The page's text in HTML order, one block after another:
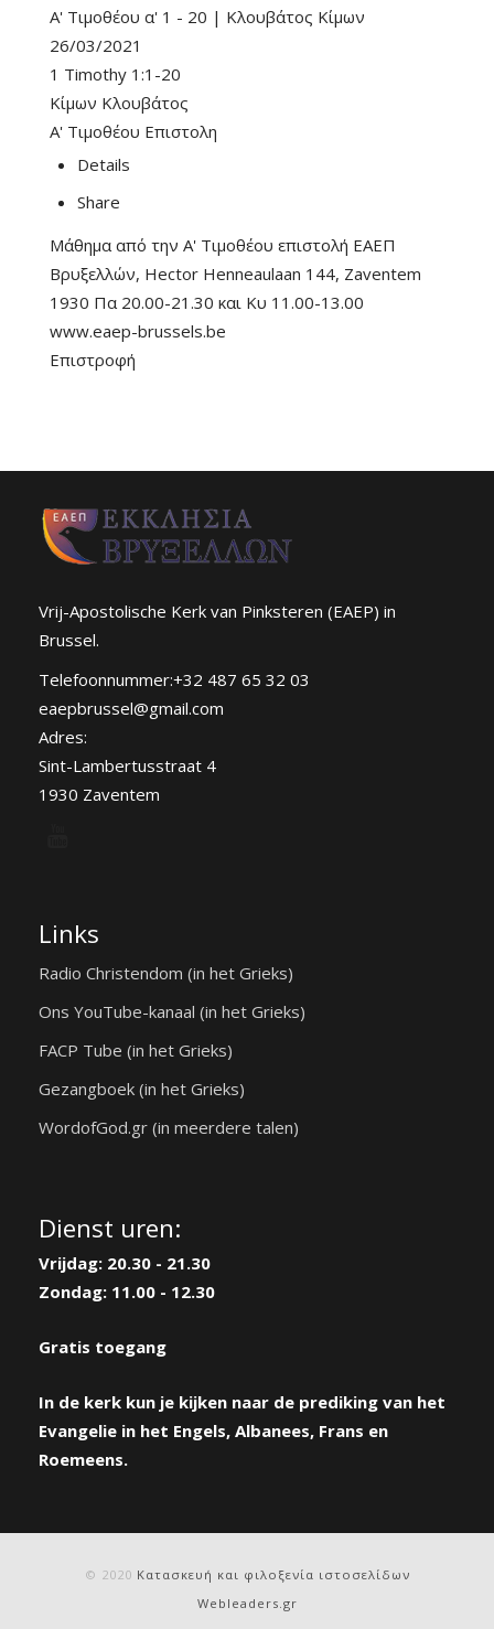
Α' Τιμοθέου α' 1 - 20 | Κλουβάτος Κίμων
26/03/2021
1 Timothy 1:1-20
Κίμων Κλουβάτος
Α' Τιμοθέου Επιστολη
Details
Share
Μάθημα από την Α' Τιμοθέου επιστολή ΕΑΕΠ
Βρυξελλών, Hector Henneaulaan 144, Zaventem
1930 Πα 20.00-21.30 και Κυ 11.00-13.00
www.eaep-brussels.be
Επιστροφή
Vrij-Apostolische Kerk van Pinksteren (EAEP) in
Brussel.
Telefoonnummer:+32 487 65 32 03
eaepbrussel@gmail.com
Adres:
Sint-Lambertusstraat 4
1930 Zaventem
Links
Radio Christendom (in het Grieks)
Ons YouTube-kanaal (in het Grieks)
FACP Tube (in het Grieks)
Gezangboek (in het Grieks)
WordofGod.gr (in meerdere talen)
Dienst uren:
Vrijdag: 20.30 - 21.30
Zondag: 11.00 - 12.30
Gratis toegang
In de kerk kun je kijken naar de prediking van het
Evangelie in het Engels, Albanees, Frans en
Roemeens.
© 2020 Κατασκευή και φιλοξενία ιστοσελίδων
Webleaders.gr